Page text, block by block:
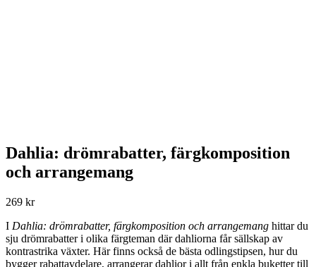
Dahlia: drömrabatter, färgkomposition
och arrangemang
269 kr
I Dahlia: drömrabatter, färgkomposition och arrangemang hittar du
sju drömrabatter i olika färgteman där dahliorna får sällskap av
kontrastrika växter. Här finns också de bästa odlingstipsen, hur du
bygger rabattavdelare, arrangerar dahlior i allt från enkla buketter till